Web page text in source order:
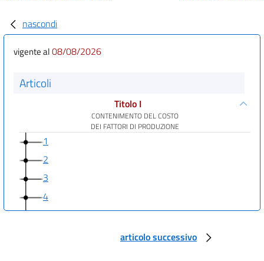
nascondi
vigente al08/08/2026
Articoli
Titolo I
CONTENIMENTO DEL COSTO
DEI FATTORI DI PRODUZIONE
1
2
3
4
5
articolo successivo